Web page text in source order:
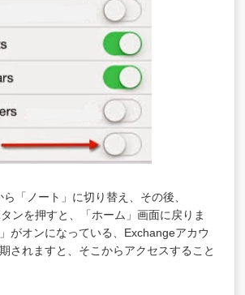
ら「ノート」に切り替え、その後、
ンを押すと、「ホーム」画面に戻りま
がオンになっている、Exchangeアカウ
されますと、そこからアクセスすること